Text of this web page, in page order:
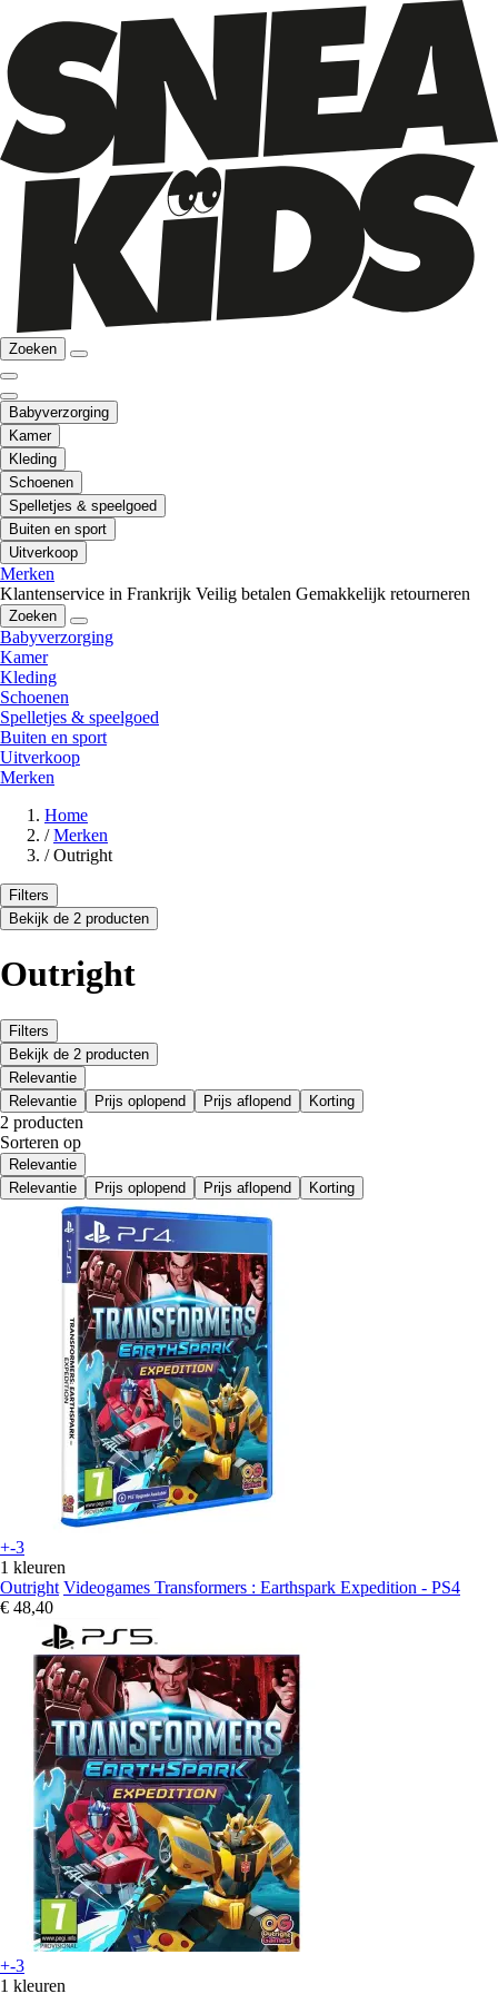
Zoeken
Babyverzorging
Kamer
Kleding
Schoenen
Spelletjes & speelgoed
Buiten en sport
Uitverkoop
Merken
Klantenservice in Frankrijk Veilig betalen Gemakkelijk retourneren
Zoeken
Babyverzorging
Kamer
Kleding
Schoenen
Spelletjes & speelgoed
Buiten en sport
Uitverkoop
Merken
Home
/ Merken
/ Outright
Filters
Bekijk de 2 producten
Outright
Filters
Bekijk de 2 producten
Relevantie
Relevantie
Prijs oplopend Prijs aflopend Korting
2 producten
Sorteren op
Relevantie
Relevantie
Prijs oplopend Prijs aflopend Korting
+-3
1 kleuren
Outright Videogames Transformers : Earthspark Expedition - PS4
€ 48,40
+-3
1 kleuren